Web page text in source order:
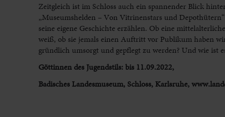
Zeitgleich ist im Schloss auch ein spannender Blick
„Museumshelden – Von Vitrinenstars und
seine eigene Geschichte erzählen. Ob eine
weiß, ob sie jemals einen Auftritt vor Publikum haben
gründlich umsorgt und gepflegt zu werden? Und wie ist
Göttinnen des Jugendstils: bis 11.09.2022,
Badisches Landesmuseum, Schloss, Karlsruhe,